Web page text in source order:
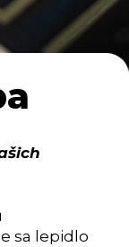
sa lepidlo